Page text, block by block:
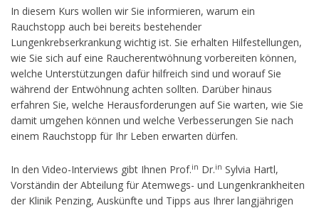
In diesem Kurs wollen wir Sie informieren, warum ein
Rauchstopp auch bei bereits bestehender
Lungenkrebserkrankung wichtig ist. Sie erhalten Hilfestellungen,
wie Sie sich auf eine Raucherentwöhnung vorbereiten können,
welche Unterstützungen dafür hilfreich sind und worauf Sie
während der Entwöhnung achten sollten. Darüber hinaus
erfahren Sie, welche Herausforderungen auf Sie warten, wie Sie
damit umgehen können und welche Verbesserungen Sie nach
einem Rauchstopp für Ihr Leben erwarten dürfen.
In den Video-Interviews gibt Ihnen Prof.in Dr.in Sylvia Hartl,
Vorständin der Abteilung für Atemwegs- und Lungenkrankheiten
der Klinik Penzing, Auskünfte und Tipps aus Ihrer langjährigen